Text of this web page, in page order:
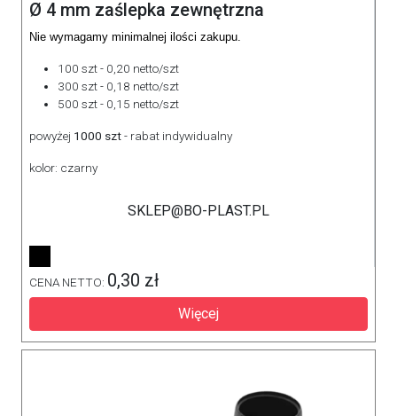
Ø 4 mm zaślepka zewnętrzna
Nie wymagamy minimalnej ilości zakupu.
100 szt - 0,20 netto/szt
300 szt - 0,18 netto/szt
500 szt - 0,15 netto/szt
powyżej 1000 szt- rabat indywidualny
kolor: czarny
SKLEP@BO-PLAST.PL
CENA NETTO: 0,30 zł
Więcej